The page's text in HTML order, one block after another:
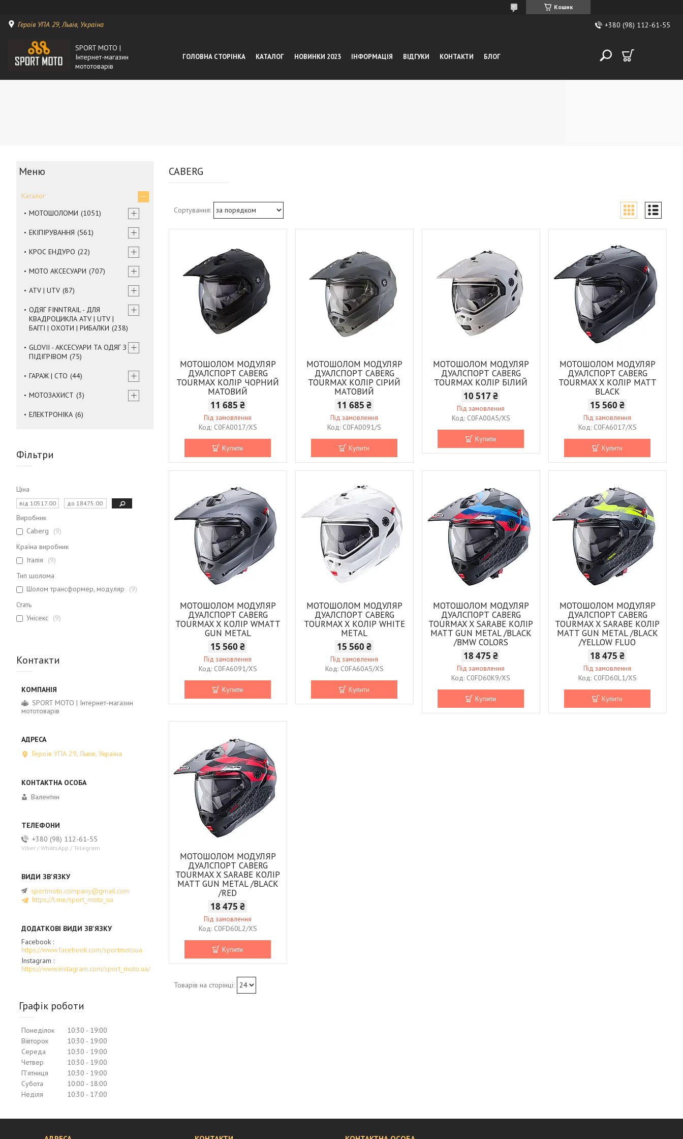
Кошик
Героїв УПА 29, Львів, Україна +380 (98) 112-61-55
SPORT MOTO |
Інтернет-магазин
мототоварів
ГОЛОВНА СТОРІНКА КАТАЛОГ НОВИНКИ 2023 ІНФОРМАЦІЯ ВІДГУКИ КОНТАКТИ БЛОГ
CABERG
МОТОШОЛОМ МОДУЛЯР
ДУАЛСПОРТ CABERG
TOURMAX КОЛІР ЧОРНИЙ
МАТОВИЙ
11 685 ₴
Під замовлення
C0FA0017/XS
Купити
МОТОШОЛОМ МОДУЛЯР
ДУАЛСПОРТ CABERG
TOURMAX КОЛІР СІРИЙ
МАТОВИЙ
11 685 ₴
Під замовлення
C0FA0091/S
Купити
МОТОШОЛОМ МОДУЛЯР
ДУАЛСПОРТ CABERG
TOURMAX КОЛІР БІЛИЙ
10 517 ₴
Під замовлення
C0FA00A5/XS
Купити
МОТОШОЛОМ МОДУЛЯР
ДУАЛСПОРТ CABERG
TOURMAX X КОЛІР MATT
BLACK
15 560 ₴
Під замовлення
C0FA6017/XS
Купити
МОТОШОЛОМ МОДУЛЯР
ДУАЛСПОРТ CABERG
TOURMAX X КОЛІР WMATT
GUN METAL
15 560 ₴
Під замовлення
C0FA6091/XS
Купити
МОТОШОЛОМ МОДУЛЯР
ДУАЛСПОРТ CABERG
TOURMAX X КОЛІР WHITE
METAL
15 560 ₴
Під замовлення
C0FA60A5/XS
Купити
МОТОШОЛОМ МОДУЛЯР
ДУАЛСПОРТ CABERG
TOURMAX X SARABE КОЛІР
MATT GUN METAL /BLACK
/BMW COLORS
18 475 ₴
Під замовлення
C0FD60K9/XS
Купити
МОТОШОЛОМ МОДУЛЯР
ДУАЛСПОРТ CABERG
TOURMAX X SARABE КОЛІР
MATT GUN METAL /BLACK
/YELLOW FLUO
18 475 ₴
Під замовлення
C0FD60L1/XS
Купити
МОТОШОЛОМ МОДУЛЯР
ДУАЛСПОРТ CABERG
TOURMAX X SARABE КОЛІР
MATT GUN METAL /BLACK
/RED
18 475 ₴
Під замовлення
C0FD60L2/XS
Купити
Каталог
МОТОШОЛОМИ
1051
ЕКІПІРУВАННЯ 561
КРОС ЕНДУРО 22
МОТО АКСЕСУАРИ 707
ATV | UTV 87
ОДЯГ FINNTRAIL - ДЛЯ
КВАДРОЦИКЛА ATV | UTV |
БАГГІ | ОХОТИ | РИБАЛКИ 238
GLOVII - АКСЕСУАРИ ТА ОДЯГ З
ПІДІГРІВОМ
75
ГАРАЖ | СТО 44
МОТОЗАХИСТ 3
ЕЛЕКТРОНІКА 6
Фільтри
Ціна
Виробник
Caberg
9
Країна виробник
Італія
9
Тип шолома
Шолом трансформер, модуляр
9
Стать
Унісекс
9
Контакти
SPORT MOTO | Інтернет-магазин
мототоварів
Героїв УПА 29, Львів, Україна
Валентин
+380 (98) 112-61-55
Viber / WhatsApp / Telegram
sportmoto.company@gmail.com
https://t.me/sport_moto_ua
Facebook
https://www.facebook.com/sportmotoua
Instagram
https://www.instagram.com/sport_moto.ua/
Графік роботи
Понеділок 10:30
19:00
Вівторок
10:30
19:00
Середа
10:30
19:00
Четвер
10:30
19:00
Пʼятниця
10:30
19:00
Субота
10:00
18:00
Неділя
10:30 17:00